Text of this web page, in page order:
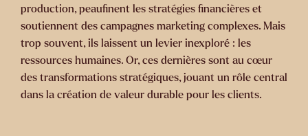
production, peaufinent les stratégies financières et
soutiennent des campagnes marketing complexes. Mais
trop souvent, ils laissent un levier inexploré : les
ressources humaines. Or, ces dernières sont au cœur
des transformations stratégiques, jouant un rôle central
dans la création de valeur durable pour les clients.